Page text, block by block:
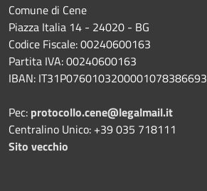
Comune di Cene
Piazza Italia 14 - 24020 - BG
Codice Fiscale: 00240600163
Partita IVA: 00240600163
IBAN: IT31P0760103200001078386693
Pec: protocollo.cene@legalmail.it
Centralino Unico: +39 035 718111
Sito vecchio